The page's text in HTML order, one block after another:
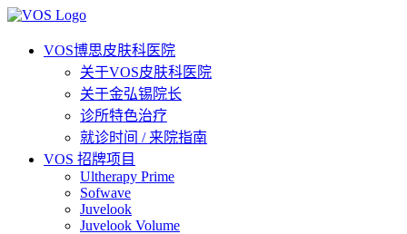
VOS博思皮肤科医院
关于VOS皮肤科医院
关于金弘锡院长
诊所特色治疗
就诊时间 / 来院指南
VOS 招牌项目
Ultherapy Prime
Sofwave
Juvelook
Juvelook Volume